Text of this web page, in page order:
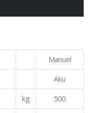
Manuel
Akü
kg 500